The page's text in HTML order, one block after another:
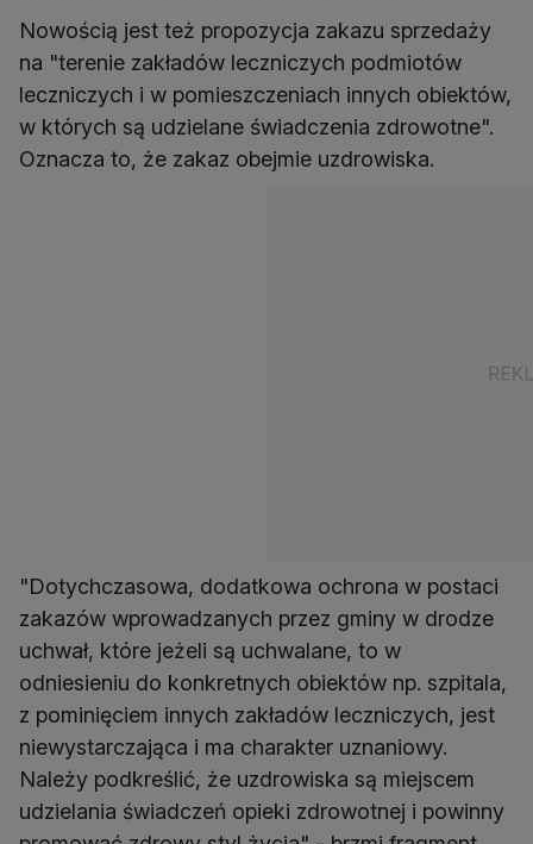
Nowością jest też propozycja zakazu sprzedaży
na "terenie zakładów leczniczych podmiotów
leczniczych i w pomieszczeniach innych obiektów,
w których są udzielane świadczenia zdrowotne".
Oznacza to, że zakaz obejmie uzdrowiska.
"Dotychczasowa, dodatkowa ochrona w postaci
zakazów wprowadzanych przez gminy w drodze
uchwał, które jeżeli są uchwalane, to w
odniesieniu do konkretnych obiektów np. szpitala,
z pominięciem innych zakładów leczniczych, jest
niewystarczająca i ma charakter uznaniowy.
Należy podkreślić, że uzdrowiska są miejscem
udzielania świadczeń opieki zdrowotnej i powinny